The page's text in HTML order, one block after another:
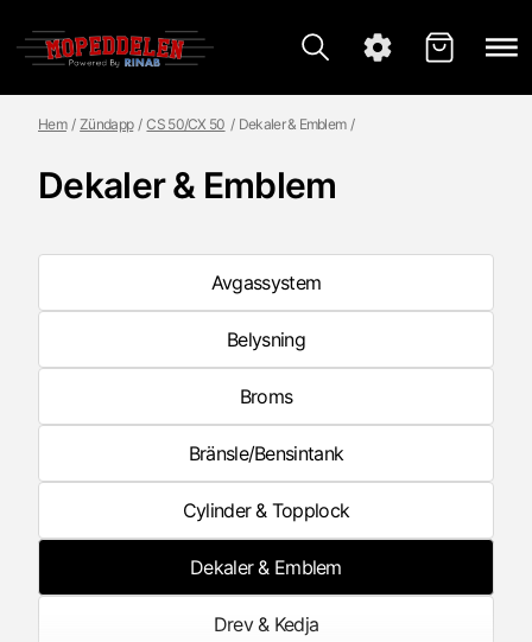
Hem Zündapp CS 50/CX 50 Dekaler & Emblem
Dekaler & Emblem
Avgassystem
Belysning
Broms
Bränsle/Bensintank
Cylinder & Topplock
Dekaler & Emblem
Drev & Kedja